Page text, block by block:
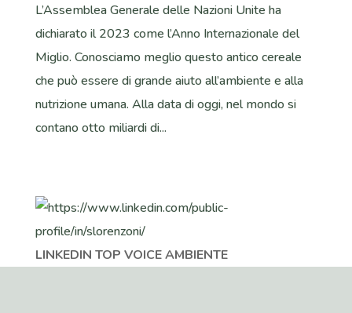
L’Assemblea Generale delle Nazioni Unite ha
dichiarato il 2023 come l’Anno Internazionale del
Miglio. Conosciamo meglio questo antico cereale
che può essere di grande aiuto all’ambiente e alla
nutrizione umana. Alla data di oggi, nel mondo si
contano otto miliardi di...
LINKEDIN TOP VOICE AMBIENTE